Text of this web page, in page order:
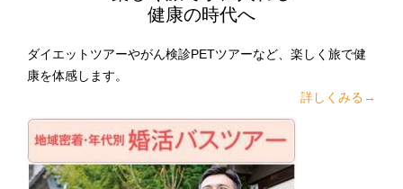
健康の時代へ
ダイエットツアーやがん検診PETツアーなど、楽しく旅で健
康を体感します。
詳しくみる→